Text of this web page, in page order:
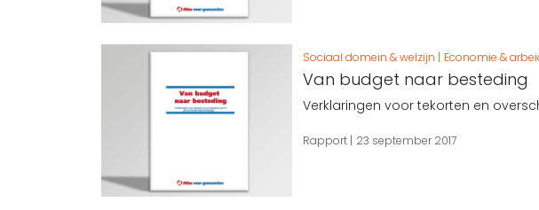
Sociaal domein & welzijn Economie &
Van budget naar besteding
Verklaringen voor tekorten en
Rapport 23 september 2017